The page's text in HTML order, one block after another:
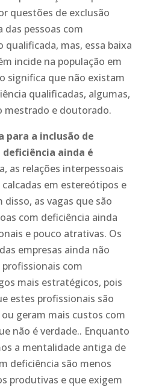
questões de exclusão
das pessoas com
qualificada, mas, essa baixa
incide na população em
significa que não existam
qualificadas, algumas,
mestrado e doutorado.
para a inclusão de
ainda é
as relações interpessoais
em estereótipos e
disso, as vagas que são
com deficiência ainda
e pouco atrativas. Os
empresas ainda não
com
mais estratégicos, pois
estes profissionais são
geram mais custos com
não é verdade.. Enquanto
a mentalidade antiga de
deficiência são menos
produtivas e que exigem